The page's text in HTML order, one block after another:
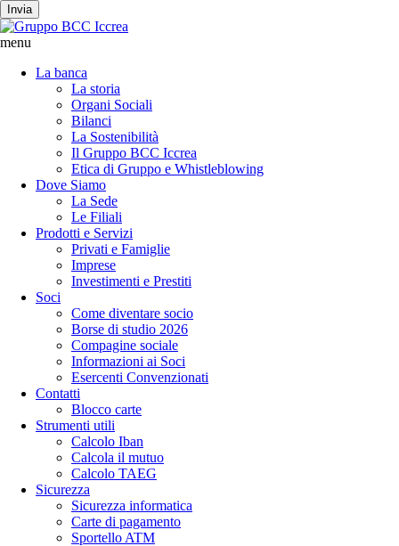
Invia
menu
La banca
La storia
Organi Sociali
Bilanci
La Sostenibilità
Il Gruppo BCC Iccrea
Etica di Gruppo e Whistleblowing
Dove Siamo
La Sede
Le Filiali
Prodotti e Servizi
Privati e Famiglie
Imprese
Investimenti e Prestiti
Soci
Come diventare socio
Borse di studio 2026
Compagine sociale
Informazioni ai Soci
Esercenti Convenzionati
Contatti
Blocco carte
Strumenti utili
Calcolo Iban
Calcola il mutuo
Calcolo TAEG
Sicurezza
Sicurezza informatica
Carte di pagamento
Sportello ATM